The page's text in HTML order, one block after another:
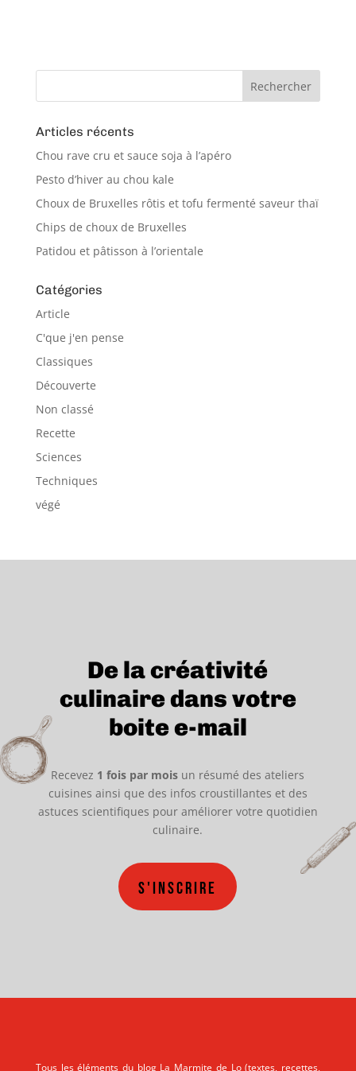
Articles récents
Chou rave cru et sauce soja à l’apéro
Pesto d’hiver au chou kale
Choux de Bruxelles rôtis et tofu fermenté saveur thaï
Chips de choux de Bruxelles
Patidou et pâtisson à l’orientale
Catégories
Article
C'que j'en pense
Classiques
Découverte
Non classé
Recette
Sciences
Techniques
végé
De la créativité
culinaire dans votre
boite e-mail
Recevez 1 fois par mois un résumé des ateliers
cuisines ainsi que des infos croustillantes et des
astuces scientifiques pour améliorer votre quotidien
culinaire.
S'inscrire
Tous les éléments du blog La Marmite de Lo (textes, recettes,